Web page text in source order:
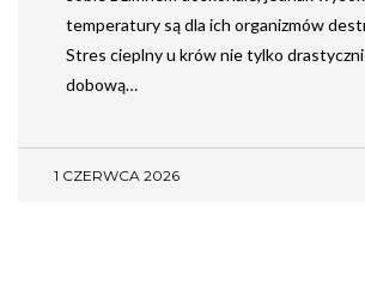
temperatury są dla ich organizmów
Stres cieplny u krów nie tylko
dobową…
1 CZERWCA 2026